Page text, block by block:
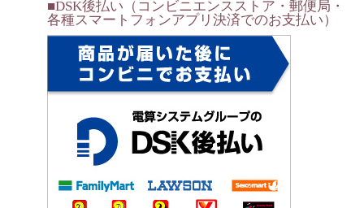
■DSK後払い（コンビニエンスストア・郵便局・
各種スマートフォンアプリ決済でのお支払い）